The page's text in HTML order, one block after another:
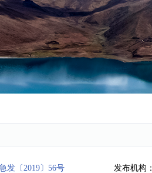
发〔2019〕56号 发布机构：